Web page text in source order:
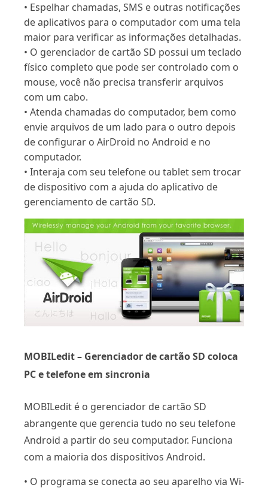
• Espelhar chamadas, SMS e outras notificações
de aplicativos para o computador com uma tela
maior para verificar as informações detalhadas.
• O gerenciador de cartão SD possui um teclado
físico completo que pode ser controlado com o
mouse, você não precisa transferir arquivos
com um cabo.
• Atenda chamadas do computador, bem como
envie arquivos de um lado para o outro depois
de configurar o AirDroid no Android e no
computador.
• Interaja com seu telefone ou tablet sem trocar
de dispositivo com a ajuda do aplicativo de
gerenciamento de cartão SD.
MOBILedit – Gerenciador de cartão SD coloca
PC e telefone em sincronia
MOBILedit é o gerenciador de cartão SD
abrangente que gerencia tudo no seu telefone
Android a partir do seu computador. Funciona
com a maioria dos dispositivos Android.
• O programa se conecta ao seu aparelho via Wi-